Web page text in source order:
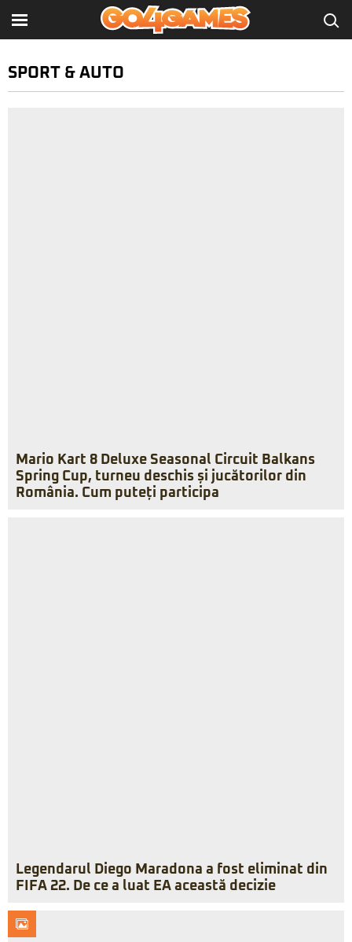
SPORT & AUTO
Mario Kart 8 Deluxe Seasonal Circuit Balkans
Spring Cup, turneu deschis și jucătorilor din
România. Cum puteți participa
Legendarul Diego Maradona a fost eliminat din
FIFA 22. De ce a luat EA această decizie